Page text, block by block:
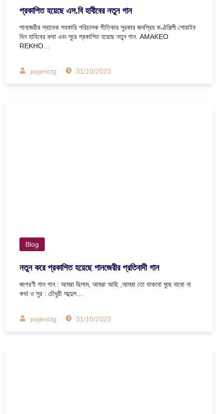
প্রকাশিত হয়েছে এস.বি হাবীবের নতুন গান
পানজেরীর স্বাবেক সহকারি পরিচালক গীতিকার সুরকার জনপ্রিয় কণ্ঠশিল্পী শোয়াইব
বিন হাবিবের কথা এবং সুরে প্রকাশিত হয়েছে নতুন গান. AMAKEO
REKHO…
pajerictg 31/10/2023
Blog
নতুন করে প্রকাশিত হয়েছে পানজেরীর প্রতিবাদী গান
জাগরণী গান গান : আমরা ছিলাম, আমরা আছি ,আমরা তো থাকবো মুছে যাবো না
কথা ও সুর : চৌধুরী আব্দুল…
pajerictg 31/10/2023